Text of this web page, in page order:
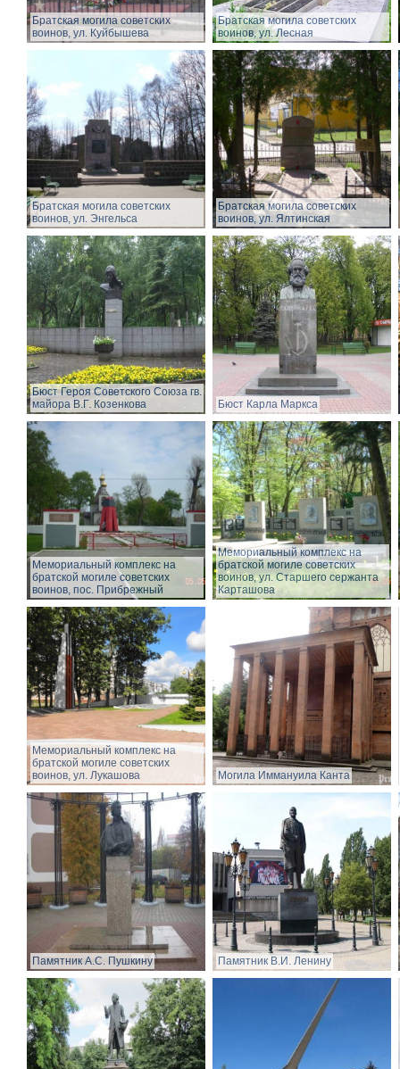
Братская могила советских
воинов, ул. Куйбышева
Братская могила советских
воинов, ул. Лесная
Братская могила советских
воинов, ул. Энгельса
Братская могила советских
воинов, ул. Ялтинская
Бюст Героя Советского Союза гв.
майора В.Г. Козенкова
Бюст Карла Маркса
Мемориальный комплекс на
братской могиле советских
воинов, пос. Прибрежный
Мемориальный комплекс на
братской могиле советских
воинов, ул. Старшего сержанта
Карташова
Мемориальный комплекс на
братской могиле советских
воинов, ул. Лукашова
Могила Иммануила Канта
Памятник А.С. Пушкину Памятник В.И. Ленину